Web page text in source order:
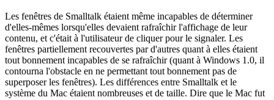
Les fenêtres de Smalltalk étaient même incapables de déterminer
d'elles-mêmes lorsqu'elles devaient rafraîchir l'affichage de leur
contenu, et c'était à l'utilisateur de cliquer pour le signaler. Les
fenêtres partiellement recouvertes par d'autres quant à elles étaient
tout bonnement incapables de se rafraîchir (quant à Windows 1.0, il
contourna l'obstacle en ne permettant tout bonnement pas de
superposer les fenêtres). Les différences entre Smalltalk et le
système du Mac étaient nombreuses et de taille. Dire que le Mac fut